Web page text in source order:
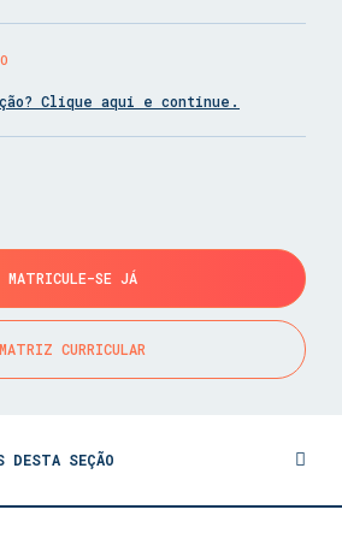
Clique aqui e continue.
MATRICULE-SE JÁ
MATRIZ CURRICULAR
DESTA SEÇÃO